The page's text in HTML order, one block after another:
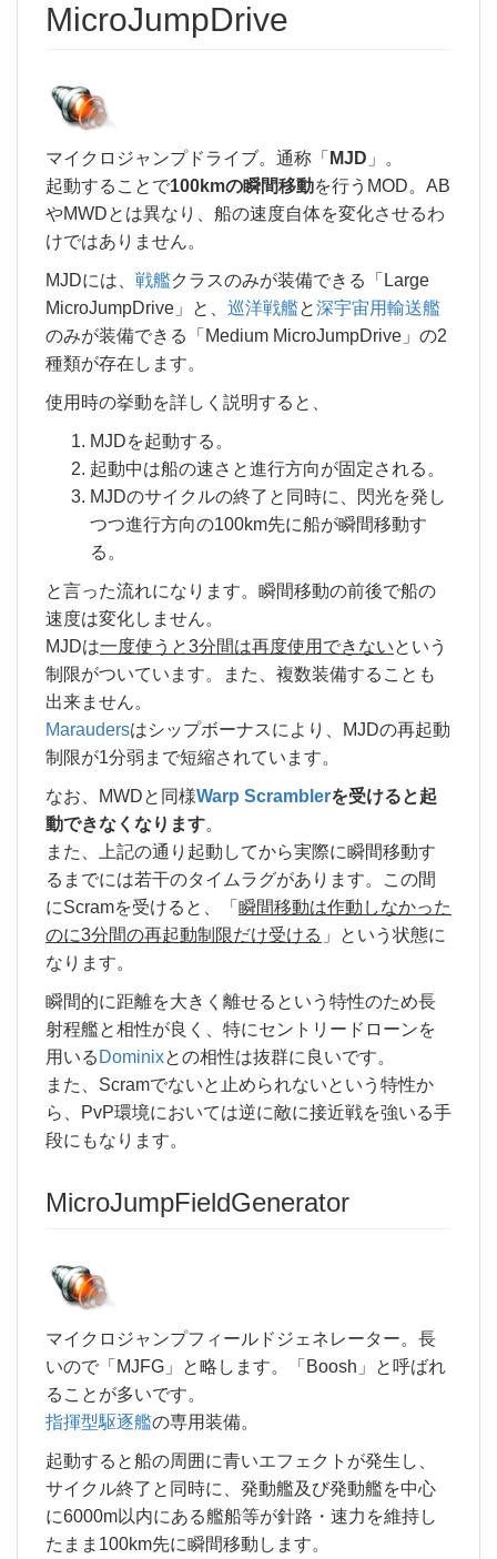
MicroJumpDrive
マイクロジャンプドライブ。通称「 MJD 」。
起動することで100kmの瞬間移動を行うMOD。AB
やMWDとは異なり、船の速度自体を変化させるわ
けではありません。
MJDには、 戦艦クラスのみが装備できる「Large
MicroJumpDrive」と、 巡洋戦艦と深宇宙用輸送艦
のみが装備できる「Medium MicroJumpDrive」の2
種類が存在します。
使用時の挙動を詳しく説明すると、
MJDを起動する。
起動中は船の速さと進行方向が固定される。
MJDのサイクルの終了と同時に、閃光を発し
つつ進行方向の100km先に船が瞬間移動す
る。
と言った流れになります。瞬間移動の前後で船の
速度は変化しません。
MJDは一度使うと3分間は再度使用できないという
制限がついています。また、複数装備することも
出来ません。
Maraudersはシップボーナスにより、MJDの再起動
制限が1分弱まで短縮されています。
なお、MWDと同様Warp Scramblerを受けると起
動できなくなります。
また、上記の通り起動してから実際に瞬間移動す
るまでには若干のタイムラグがあります。この間
にScramを受けると、「 瞬間移動は作動しなかった
のに3分間の再起動制限だけ受ける 」という状態に
なります。
瞬間的に距離を大きく離せるという特性のため長
射程艦と相性が良く、特にセントリードローンを
用いる Dominixとの相性は抜群に良いです。
また、Scramでないと止められないという特性か
ら、PvP環境においては逆に敵に接近戦を強いる手
段にもなります。
MicroJumpFieldGenerator
マイクロジャンプフィールドジェネレーター。長
いので「MJFG」と略します。「Boosh」と呼ばれ
ることが多いです。
指揮型駆逐艦の専用装備。
起動すると船の周囲に青いエフェクトが発生し、
サイクル終了と同時に、発動艦及び発動艦を中心
に6000m以内にある艦船等が針路・速力を維持し
たまま100km先に瞬間移動します。